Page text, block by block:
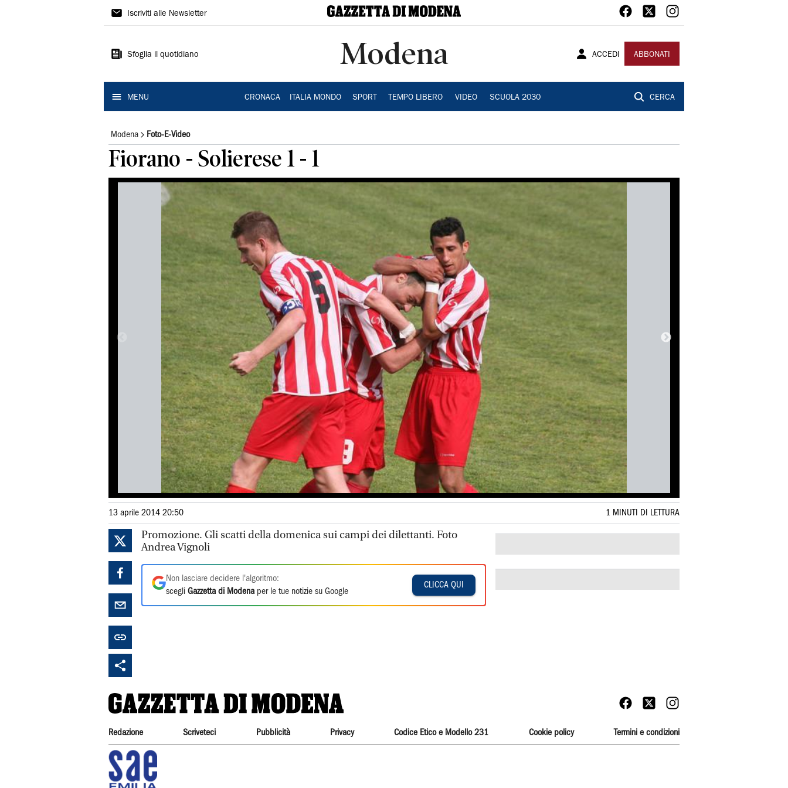
Gazzetta
Modena
Iscriviti alle Newsletter
Sfoglia il quotidiano Modena ACCEDI ABBONATI
MENU CRONACA ITALIA MONDO SPORT TEMPO LIBERO VIDEO SCUOLA 2030 CERCA
Modena Foto-E-Video
Fiorano - Solierese 1 - 1
13 aprile 2014 20:50 1 MINUTI DI LETTURA
Promozione. Gli scatti della domenica sui campi dei dilettanti. Foto
Andrea Vignoli
Non lasciare decidere l'algoritmo:
scegli Gazzetta di Modena per le tue notizie su Google
CLICCA QUI
Redazione Scriveteci Pubblicità Privacy Codice Etico e Modello 231 Cookie policy Termini e condizioni